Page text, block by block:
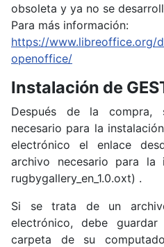
obsoleta y ya no se
Para más información:
https://www.libreoffice.org/
openoffice/
Instalación de
Después de la
necesario para la
electrónico el enlace
archivo necesario para la
rugbygallery_en_1.0.oxt) .
Si se trata de un
electrónico, debe
carpeta de su